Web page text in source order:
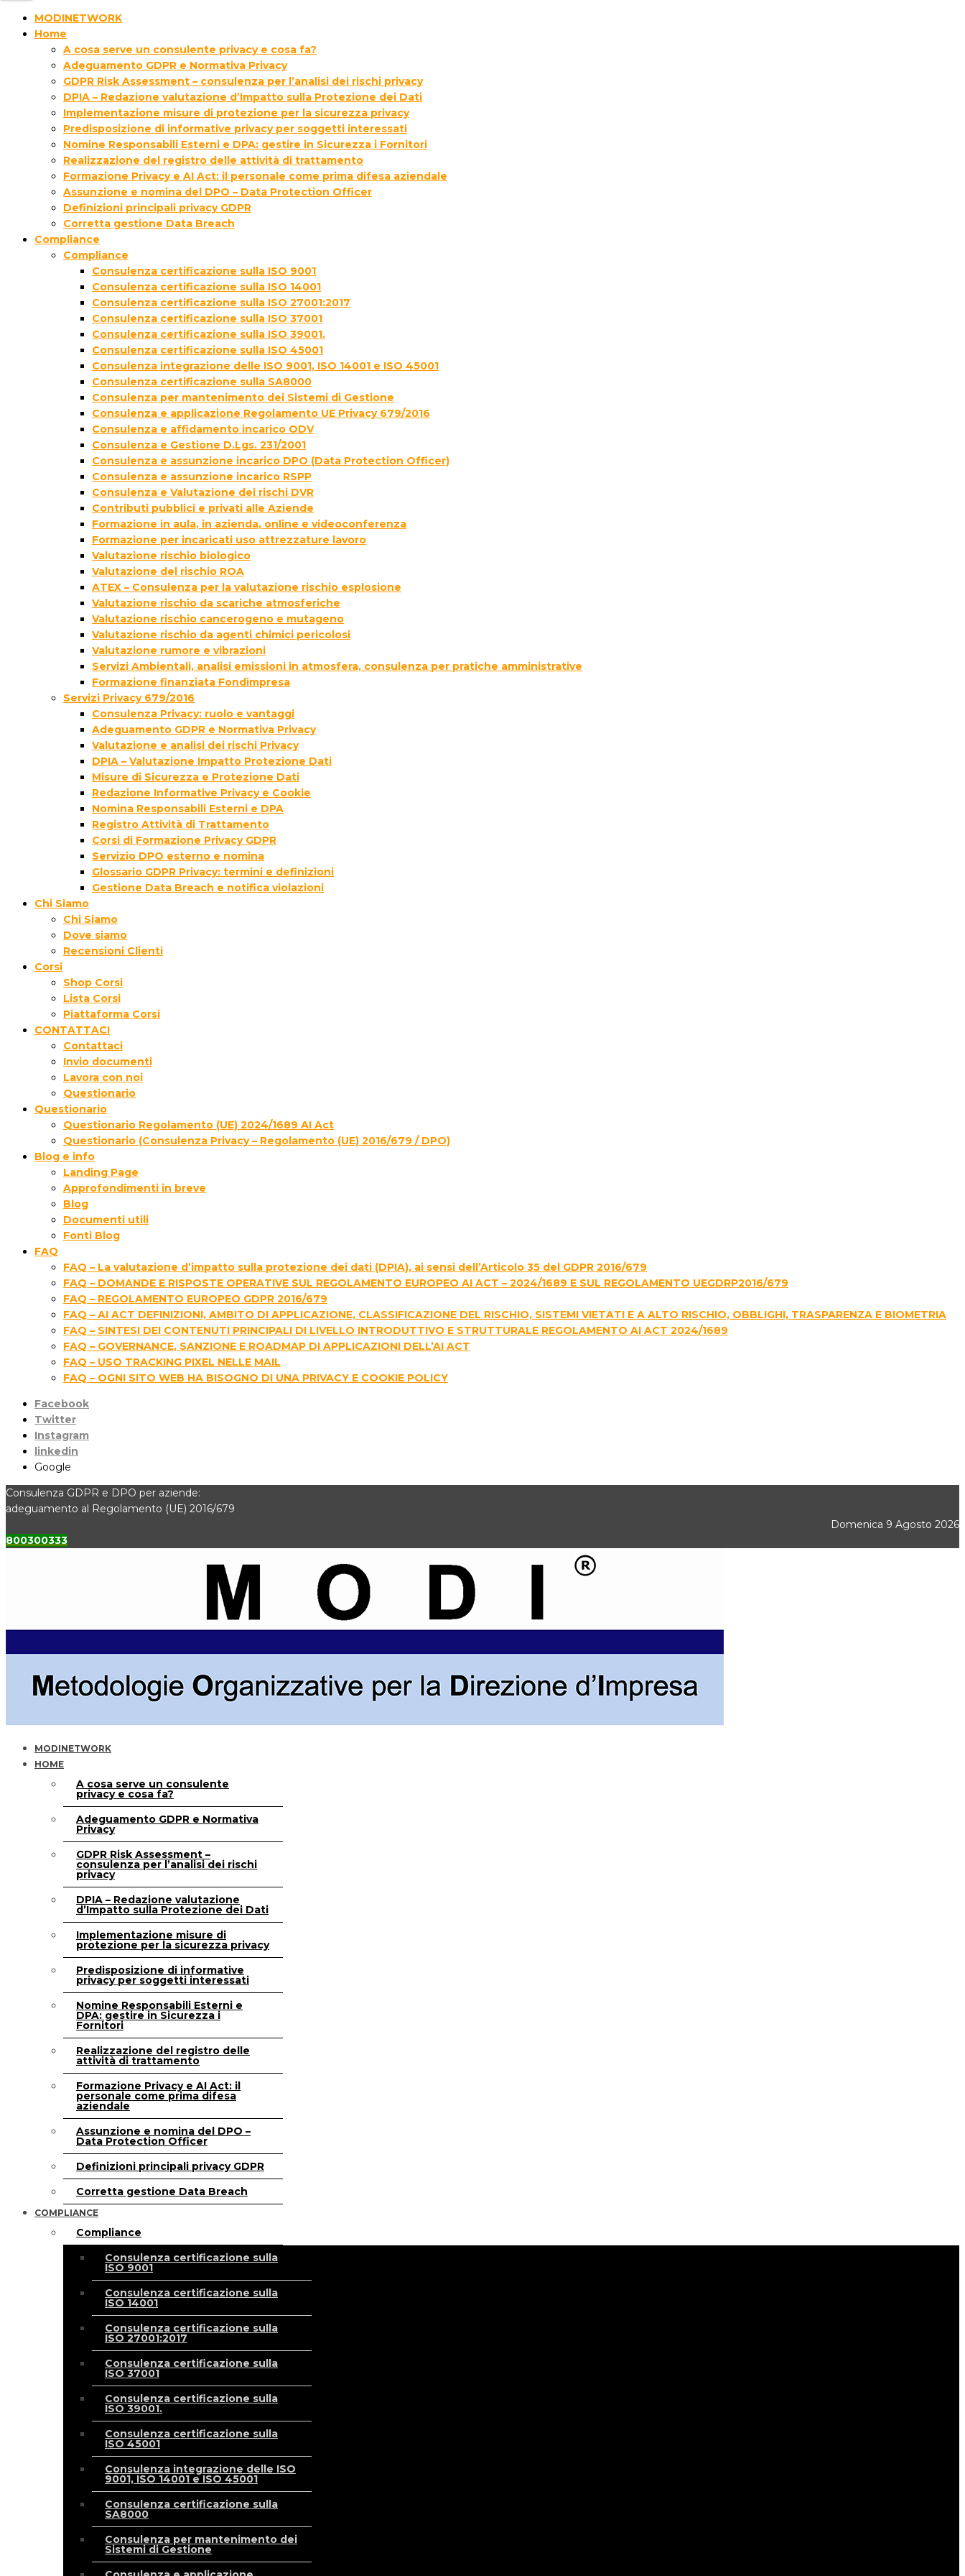
MODINETWORK
Home
A cosa serve un consulente privacy e cosa fa?
Adeguamento GDPR e Normativa Privacy
GDPR Risk Assessment – consulenza per l’analisi dei rischi privacy
DPIA – Redazione valutazione d’Impatto sulla Protezione dei Dati
Implementazione misure di protezione per la sicurezza privacy
Predisposizione di informative privacy per soggetti interessati
Nomine Responsabili Esterni e DPA: gestire in Sicurezza i Fornitori
Realizzazione del registro delle attività di trattamento
Formazione Privacy e AI Act: il personale come prima difesa aziendale
Assunzione e nomina del DPO – Data Protection Officer
Definizioni principali privacy GDPR
Corretta gestione Data Breach
Compliance
Compliance
Consulenza certificazione sulla ISO 9001
Consulenza certificazione sulla ISO 14001
Consulenza certificazione sulla ISO 27001:2017
Consulenza certificazione sulla ISO 37001
Consulenza certificazione sulla ISO 39001.
Consulenza certificazione sulla ISO 45001
Consulenza integrazione delle ISO 9001, ISO 14001 e ISO 45001
Consulenza certificazione sulla SA8000
Consulenza per mantenimento dei Sistemi di Gestione
Consulenza e applicazione Regolamento UE Privacy 679/2016
Consulenza e affidamento incarico ODV
Consulenza e Gestione D.Lgs. 231/2001
Consulenza e assunzione incarico DPO (Data Protection Officer)
Consulenza e assunzione incarico RSPP
Consulenza e Valutazione dei rischi DVR
Contributi pubblici e privati alle Aziende
Formazione in aula, in azienda, online e videoconferenza
Formazione per incaricati uso attrezzature lavoro
Valutazione rischio biologico
Valutazione del rischio ROA
ATEX – Consulenza per la valutazione rischio esplosione
Valutazione rischio da scariche atmosferiche
Valutazione rischio cancerogeno e mutageno
Valutazione rischio da agenti chimici pericolosi
Valutazione rumore e vibrazioni
Servizi Ambientali, analisi emissioni in atmosfera, consulenza per pratiche amministrative
Formazione finanziata Fondimpresa
Servizi Privacy 679/2016
Consulenza Privacy: ruolo e vantaggi
Adeguamento GDPR e Normativa Privacy
Valutazione e analisi dei rischi Privacy
DPIA – Valutazione Impatto Protezione Dati
Misure di Sicurezza e Protezione Dati
Redazione Informative Privacy e Cookie
Nomina Responsabili Esterni e DPA
Registro Attività di Trattamento
Corsi di Formazione Privacy GDPR
Servizio DPO esterno e nomina
Glossario GDPR Privacy: termini e definizioni
Gestione Data Breach e notifica violazioni
Chi Siamo
Chi Siamo
Dove siamo
Recensioni Clienti
Corsi
Shop Corsi
Lista Corsi
Piattaforma Corsi
CONTATTACI
Contattaci
Invio documenti
Lavora con noi
Questionario
Questionario
Questionario Regolamento (UE) 2024/1689 AI Act
Questionario (Consulenza Privacy – Regolamento (UE) 2016/679 / DPO)
Blog e info
Landing Page
Approfondimenti in breve
Blog
Documenti utili
Fonti Blog
FAQ
FAQ – La valutazione d’impatto sulla protezione dei dati (DPIA), ai sensi dell’Articolo 35 del GDPR 2016/679
FAQ – DOMANDE E RISPOSTE OPERATIVE SUL REGOLAMENTO EUROPEO AI ACT – 2024/1689 E SUL REGOLAMENTO UEGDRP2016/679
FAQ – REGOLAMENTO EUROPEO GDPR 2016/679
FAQ – AI ACT DEFINIZIONI, AMBITO DI APPLICAZIONE, CLASSIFICAZIONE DEL RISCHIO, SISTEMI VIETATI E A ALTO RISCHIO, OBBLIGHI, TRASPARENZA E BIOMETRIA
FAQ – SINTESI DEI CONTENUTI PRINCIPALI DI LIVELLO INTRODUTTIVO E STRUTTURALE REGOLAMENTO AI ACT 2024/1689
FAQ – GOVERNANCE, SANZIONE E ROADMAP DI APPLICAZIONI DELL’AI ACT
FAQ – USO TRACKING PIXEL NELLE MAIL
FAQ – OGNI SITO WEB HA BISOGNO DI UNA PRIVACY E COOKIE POLICY
Facebook
Twitter
Instagram
linkedin
Google
Consulenza GDPR e DPO per aziende:
adeguamento al Regolamento (UE) 2016/679
Domenica 9 Agosto 2026
800300333
MODINETWORK
HOME
A cosa serve un consulente
privacy e cosa fa?
Adeguamento GDPR e Normativa
Privacy
GDPR Risk Assessment –
consulenza per l’analisi dei rischi
privacy
DPIA – Redazione valutazione
d’Impatto sulla Protezione dei Dati
Implementazione misure di
protezione per la sicurezza privacy
Predisposizione di informative
privacy per soggetti interessati
Nomine Responsabili Esterni e
DPA: gestire in Sicurezza i
Fornitori
Realizzazione del registro delle
attività di trattamento
Formazione Privacy e AI Act: il
personale come prima difesa
aziendale
Assunzione e nomina del DPO –
Data Protection Officer
Definizioni principali privacy GDPR
Corretta gestione Data Breach
COMPLIANCE
Compliance
Consulenza certificazione sulla
ISO 9001
Consulenza certificazione sulla
ISO 14001
Consulenza certificazione sulla
ISO 27001:2017
Consulenza certificazione sulla
ISO 37001
Consulenza certificazione sulla
ISO 39001.
Consulenza certificazione sulla
ISO 45001
Consulenza integrazione delle ISO
9001, ISO 14001 e ISO 45001
Consulenza certificazione sulla
SA8000
Consulenza per mantenimento dei
Sistemi di Gestione